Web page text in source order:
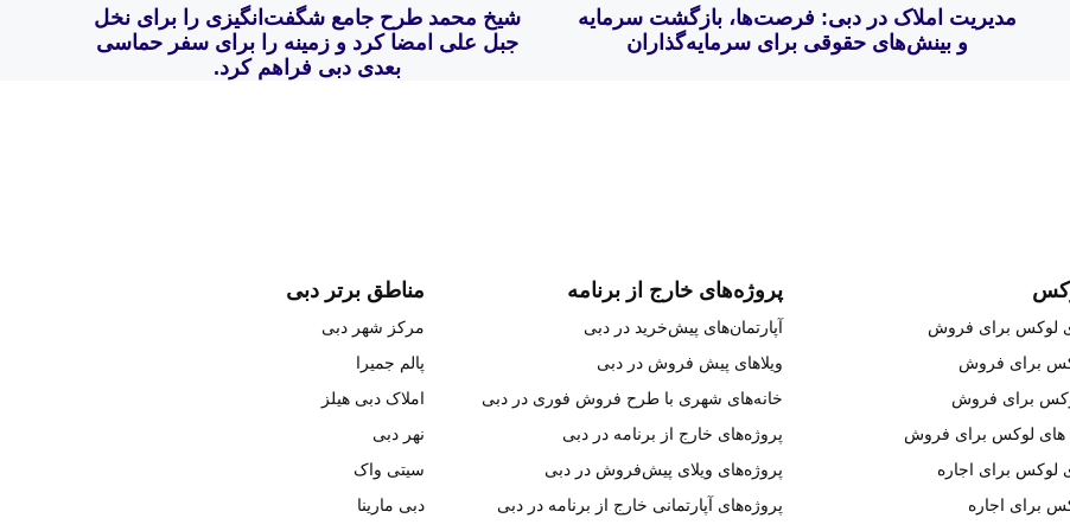
مدیریت املاک در دبی: فرصت‌ها، بازگشت سرمایه
و بینش‌های حقوقی برای سرمایه‌گذاران
شیخ محمد طرح جامع شگفت‌انگیزی را برای نخل
جبل علی امضا کرد و زمینه را برای سفر حماسی
بعدی دبی فراهم کرد.
لوکس برای فروش
برای فروش
برای فروش
های لوکس برای فروش
لوکس برای اجاره
برای اجاره
پروژه‌های خارج از برنامه
آپارتمان‌های پیش‌خرید در دبی
ویلاهای پیش فروش در دبی
خانه‌های شهری با طرح فروش فوری در دبی
پروژه‌های خارج از برنامه در دبی
پروژه‌های ویلای پیش‌فروش در دبی
پروژه‌های آپارتمانی خارج از برنامه در دبی
مناطق برتر دبی
مرکز شهر دبی
پالم جمیرا
املاک دبی هیلز
نهر دبی
سیتی واک
دبی مارینا